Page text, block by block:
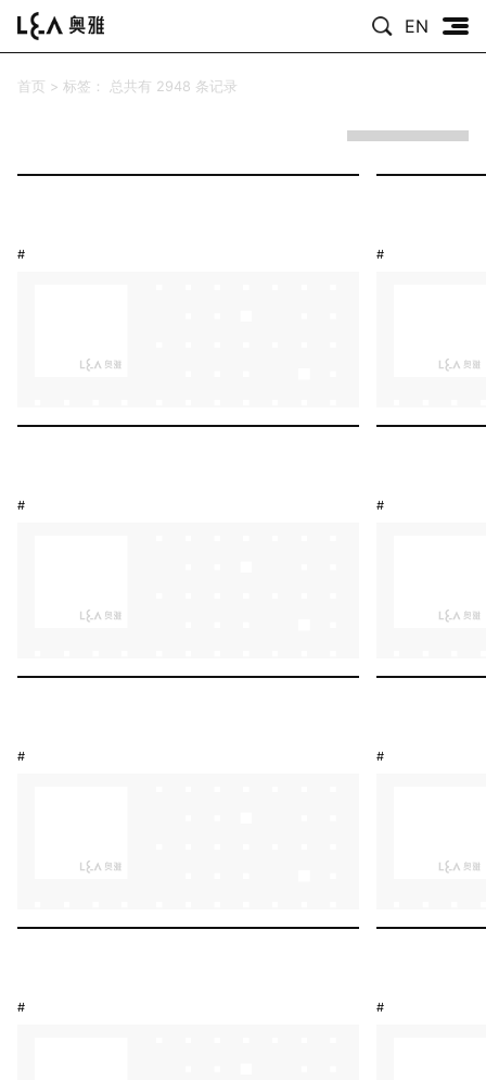
EN
首页 > 标签： 总共有 2948 条记录
# #
# #
# #
# #